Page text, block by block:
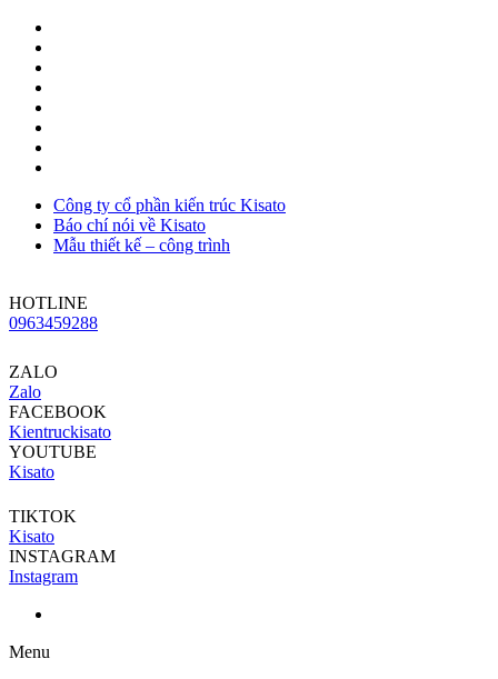
Công ty cổ phần kiến trúc Kisato
Báo chí nói về Kisato
Mẫu thiết kế – công trình
HOTLINE
0963459288
ZALO
Zalo
FACEBOOK
Kientruckisato
YOUTUBE
Kisato
TIKTOK
Kisato
INSTAGRAM
Instagram
Menu